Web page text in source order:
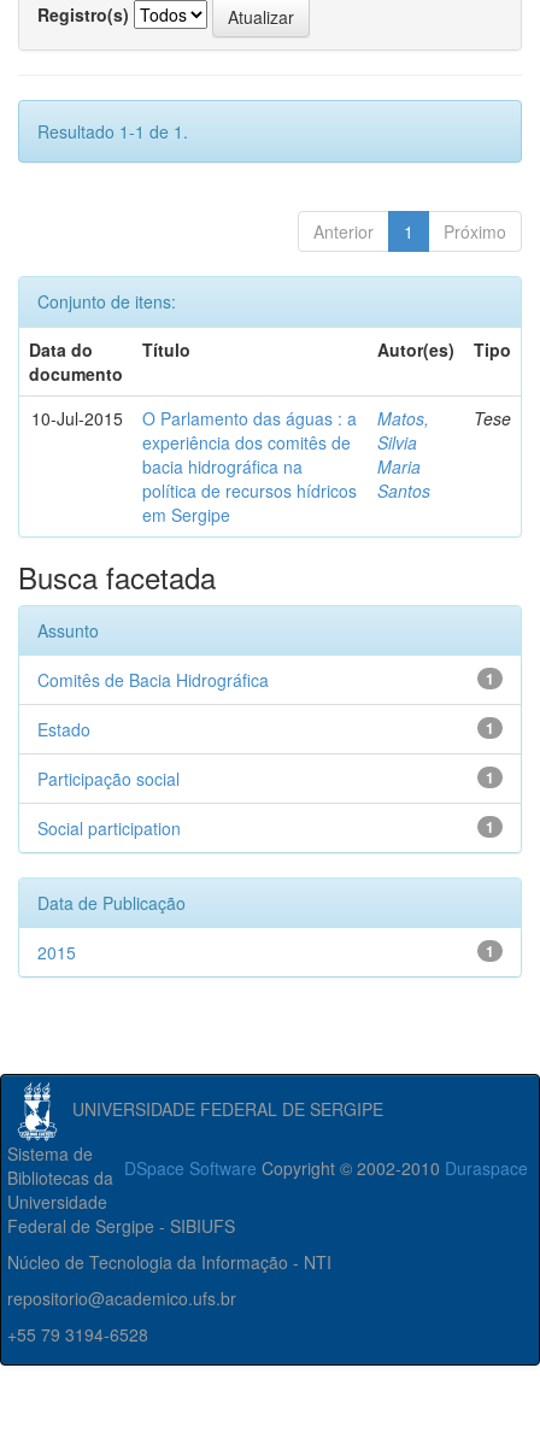
Registro(s)
Resultado 1-1 de 1.
Anterior 1 Próximo
Conjunto de itens:
Data do
documento
Título Autor(es) Tipo
10-Jul-2015
O Parlamento das águas : a
experiência dos comitês de
bacia hidrográfica na
política de recursos hídricos
em Sergipe
Matos,
Silvia
Maria
Santos
Tese
Busca facetada
Assunto
1
Comitês de Bacia Hidrográfica
1
Estado
1
Participação social
1
Social participation
Data de Publicação
1
2015
UNIVERSIDADE FEDERAL DE SERGIPE
DSpace Software Copyright © 2002-2010 Duraspace
Sistema de
Bibliotecas da
Universidade
Federal de Sergipe - SIBIUFS
Núcleo de Tecnologia da Informação - NTI
repositorio@academico.ufs.br
+55 79 3194-6528